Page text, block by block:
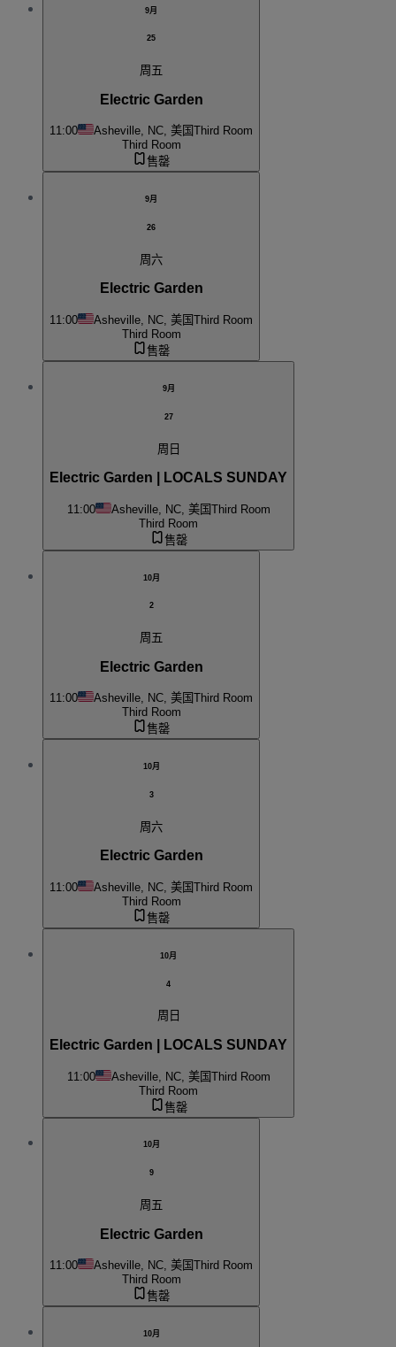
9月
25
周五
Electric Garden
11:00 Asheville, NC, 美国Third Room
Third Room
售罄
9月
26
周六
Electric Garden
11:00 Asheville, NC, 美国Third Room
Third Room
售罄
9月
27
周日
Electric Garden | LOCALS SUNDAY
11:00 Asheville, NC, 美国Third Room
Third Room
售罄
10月
2
周五
Electric Garden
11:00 Asheville, NC, 美国Third Room
Third Room
售罄
10月
3
周六
Electric Garden
11:00 Asheville, NC, 美国Third Room
Third Room
售罄
10月
4
周日
Electric Garden | LOCALS SUNDAY
11:00 Asheville, NC, 美国Third Room
Third Room
售罄
10月
9
周五
Electric Garden
11:00 Asheville, NC, 美国Third Room
Third Room
售罄
10月